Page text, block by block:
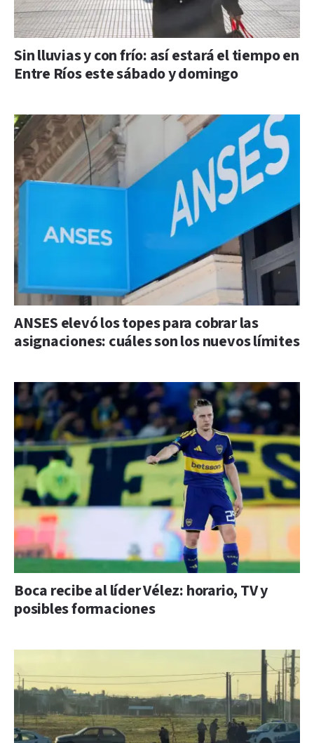
Sin lluvias y con frío: así estará el tiempo en
Entre Ríos este sábado y domingo
ANSES elevó los topes para cobrar las
asignaciones: cuáles son los nuevos límites
Boca recibe al líder Vélez: horario, TV y
posibles formaciones